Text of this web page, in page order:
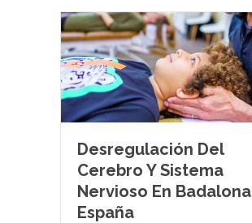
Desregulación Del
Cerebro Y Sistema
Nervioso En Badalona
España